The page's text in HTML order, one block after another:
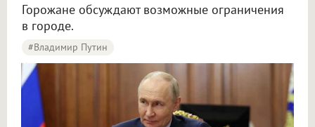
Горожане обсуждают возможные ограничения
в городе.
#Владимир Путин